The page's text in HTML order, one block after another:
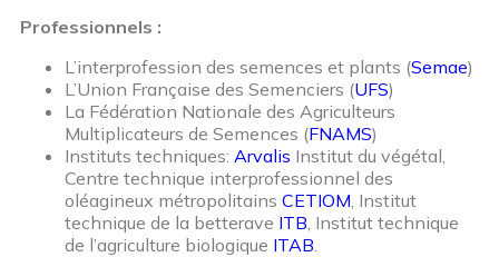
Professionnels :
L’interprofession des semences et plants (Semae)
L’Union Française des Semenciers (UFS)
La Fédération Nationale des Agriculteurs
Multiplicateurs de Semences (FNAMS)
Instituts techniques: Arvalis Institut du végétal,
Centre technique interprofessionnel des
oléagineux métropolitains CETIOM, Institut
technique de la betterave ITB, Institut technique
de l’agriculture biologique ITAB.